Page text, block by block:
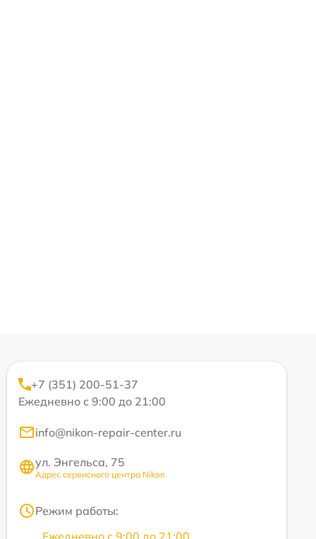
+7 (351) 200-51-37
Ежедневно с 9:00 до 21:00
info@nikon-repair-center.ru
ул. Энгельса, 75
Адрес сервисного центра Nikon
Режим работы:
Ежедневно с 9:00 до 21:00